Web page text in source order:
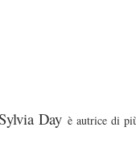
Day è autrice di